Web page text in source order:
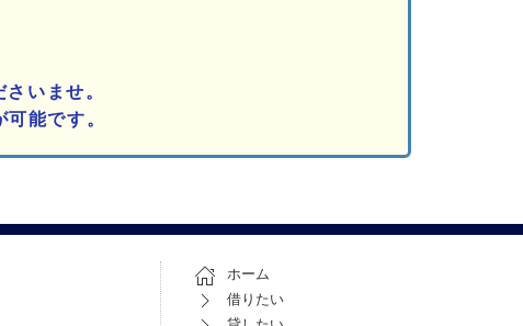
いませ。
能です。
ホーム
借りたい